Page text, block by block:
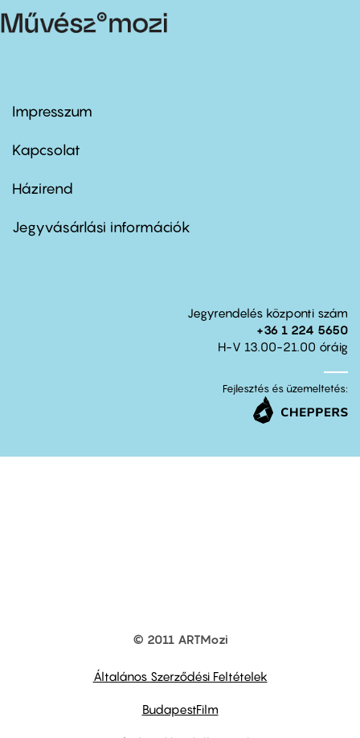
Footer
first
Impresszum
Kapcsolat
Footer
second
Házirend
Jegyvásárlási információk
Jegyrendelés központi szám
+36 1 224 5650
H-V 13.00-21.00 óráig
Fejlesztés és üzemeltetés:
© 2011 ARTMozi
Általános Szerződési Feltételek
BudapestFilm